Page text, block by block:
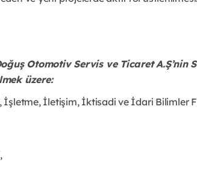
Otomotiv Servis ve Ticaret A.Ş’nin
üzere:
İletişim, İktisadi ve İdari Bilimler